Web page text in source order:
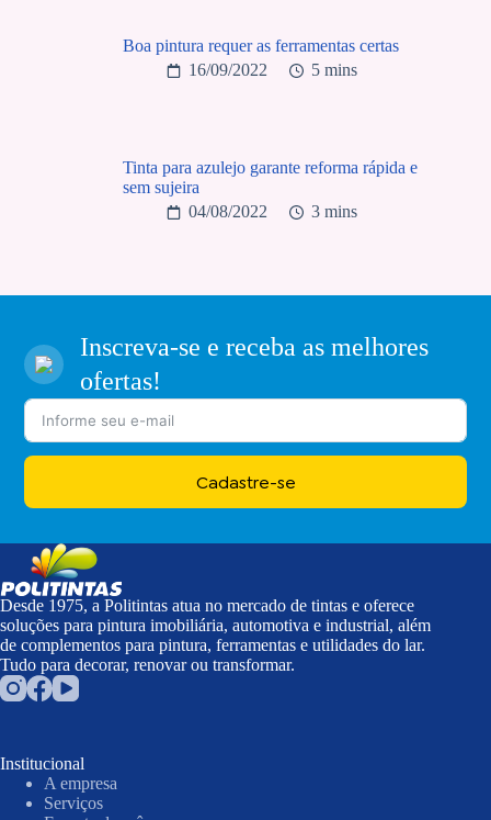
Boa pintura requer as ferramentas certas
16/09/2022
5 mins
Tinta para azulejo garante reforma rápida e
sem sujeira
04/08/2022
3 mins
Inscreva-se e receba as melhores
ofertas!
Cadastre-se
Desde 1975, a Politintas atua no mercado de tintas e oferece
soluções para pintura imobiliária, automotiva e industrial, além
de complementos para pintura, ferramentas e utilidades do lar.
Tudo para decorar, renovar ou transformar.
Institucional
A empresa
Serviços